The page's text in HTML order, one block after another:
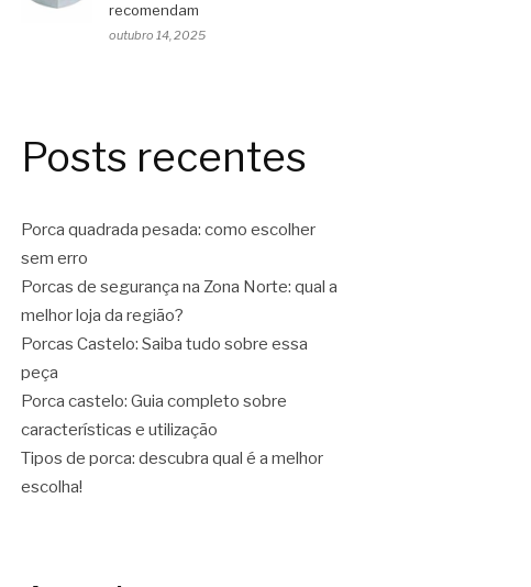
recomendam
outubro 14, 2025
Posts recentes
Porca quadrada pesada: como escolher
sem erro
Porcas de segurança na Zona Norte: qual a
melhor loja da região?
Porcas Castelo: Saiba tudo sobre essa
peça
Porca castelo: Guia completo sobre
características e utilização
Tipos de porca: descubra qual é a melhor
escolha!